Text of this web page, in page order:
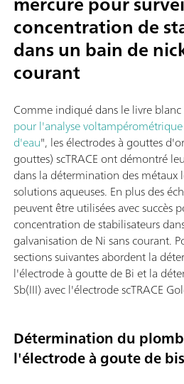
concentration de
dans un bain de
courant
Comme indiqué dans le livre
pour l'analyse
d'eau", les électrodes à gouttes
gouttes) scTRACE ont démontré
dans la détermination des métaux
solutions aqueuses. En plus des
peuvent être utilisées avec succès
concentration de stabilisateurs
galvanisation de Ni sans courant.
sections suivantes abordent la
l'électrode à goutte de Bi et la
Sb(III) avec l'électrode scTRACE
Détermination du
l'électrode à goute de